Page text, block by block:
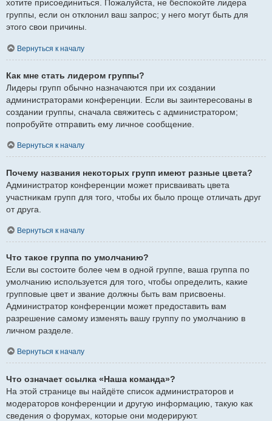
хотите присоединиться. Пожалуйста, не беспокойте лидера
группы, если он отклонил ваш запрос; у него могут быть для
этого свои причины.
Вернуться к началу
Как мне стать лидером группы?
Лидеры групп обычно назначаются при их создании
администраторами конференции. Если вы заинтересованы в
создании группы, сначала свяжитесь с администратором;
попробуйте отправить ему личное сообщение.
Вернуться к началу
Почему названия некоторых групп имеют разные цвета?
Администратор конференции может присваивать цвета
участникам групп для того, чтобы их было проще отличать друг
от друга.
Вернуться к началу
Что такое группа по умолчанию?
Если вы состоите более чем в одной группе, ваша группа по
умолчанию используется для того, чтобы определить, какие
групповые цвет и звание должны быть вам присвоены.
Администратор конференции может предоставить вам
разрешение самому изменять вашу группу по умолчанию в
личном разделе.
Вернуться к началу
Что означает ссылка «Наша команда»?
На этой странице вы найдёте список администраторов и
модераторов конференции и другую информацию, такую как
сведения о форумах, которые они модерируют.